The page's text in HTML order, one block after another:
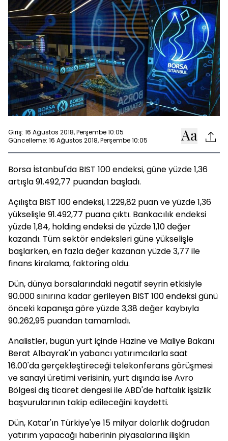
Giriş: 16 Ağustos 2018, Perşembe 10:05
Güncelleme: 16 Ağustos 2018, Perşembe 10:05
Borsa İstanbul'da BIST 100 endeksi, güne yüzde 1,36
artışla 91.492,77 puandan başladı.
Açılışta BIST 100 endeksi, 1.229,82 puan ve yüzde 1,36
yükselişle 91.492,77 puana çıktı. Bankacılık endeksi
yüzde 1,84, holding endeksi de yüzde 1,10 değer
kazandı. Tüm sektör endeksleri güne yükselişle
başlarken, en fazla değer kazanan yüzde 3,77 ile
finans kiralama, faktoring oldu.
Dün, dünya borsalarındaki negatif seyrin etkisiyle
90.000 sınırına kadar gerileyen BIST 100 endeksi günü
önceki kapanışa göre yüzde 3,38 değer kaybıyla
90.262,95 puandan tamamladı.
Analistler, bugün yurt içinde Hazine ve Maliye Bakanı
Berat Albayrak'ın yabancı yatırımcılarla saat
16.00'da gerçekleştireceği telekonferans görüşmesi
ve sanayi üretimi verisinin, yurt dışında ise Avro
Bölgesi dış ticaret dengesi ile ABD'de haftalık işsizlik
başvurularının takip edileceğini kaydetti.
Dün, Katar'ın Türkiye'ye 15 milyar dolarlık doğrudan
yatırım yapacağı haberinin piyasalarına ilişkin